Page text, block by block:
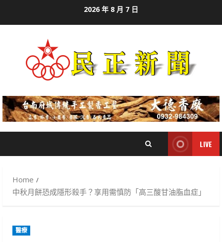
2026 年 8 月 7 日
LIVE
Home
中秋月餅恐成隱形殺手？享用需慎防「高三酸甘油脂血症」
醫療